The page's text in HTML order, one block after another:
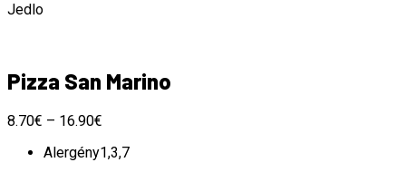
Jedlo
Pizza San Marino
8.70€ – 16.90€
Alergény1,3,7